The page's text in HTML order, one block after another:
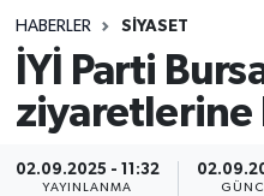
HABERLER SİYASET
İYİ Parti
ziyaretlerine
02.09.2025 - 11:32
YAYINLANMA
MAGAZİN
SAĞLIK
Süper Lig Puan
Tüm Manşetler